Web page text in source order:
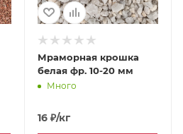
Мраморная крошка
белая фр. 10-20 мм
Много
16₽/кг